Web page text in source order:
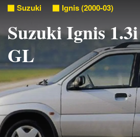
Suzuki Ignis (2000-03)
Suzuki Ignis
GL